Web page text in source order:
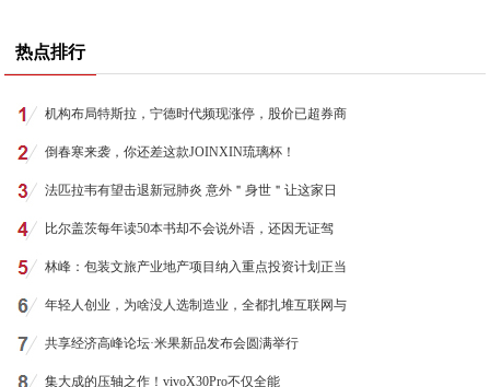
热点排行
机构布局特斯拉，宁德时代频现涨停，股价已超券商
倒春寒来袭，你还差这款JOINXIN琉璃杯！
法匹拉韦有望击退新冠肺炎 意外＂身世＂让这家日
比尔盖茨每年读50本书却不会说外语，还因无证驾
林峰：包装文旅产业地产项目纳入重点投资计划正当
年轻人创业，为啥没人选制造业，全都扎堆互联网与
共享经济高峰论坛·米果新品发布会圆满举行
集大成的压轴之作！vivoX30Pro不仅全能